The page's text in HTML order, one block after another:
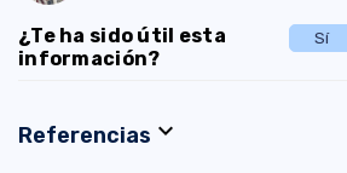
¿Te ha sido útil esta
información?
Sí
Referencias expand_more